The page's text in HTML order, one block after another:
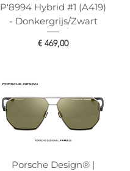
P'8994 Hybrid #1 (A419)
- Donkergrijs/Zwart
Prijs
€ 469,00
Porsche Design® |